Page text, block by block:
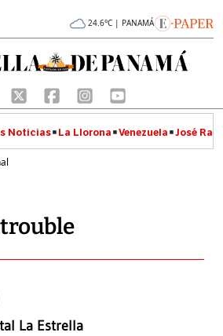
24.6°C | PANAMÁ
Noticias La Llorona Venezuela José
La Estrella